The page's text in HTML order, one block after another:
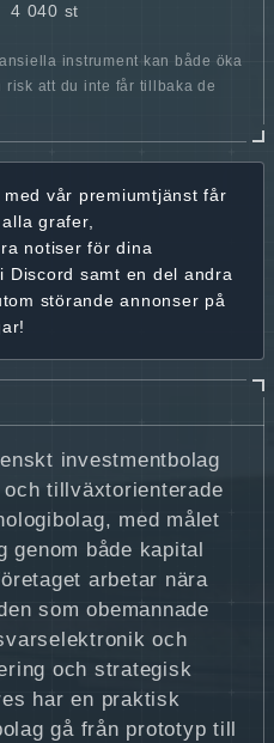
4 040 st
instrument kan både öka
risk att du inte får tillbaka de
vår premiumtjänst får
alla grafer,
notiser för dina
Discord samt en del andra
störande annonser på
investmentbolag
tillväxtorienterade
med målet
både kapital
arbetar nära
som obemannade
och
och strategisk
har en praktisk
gå från prototyp till